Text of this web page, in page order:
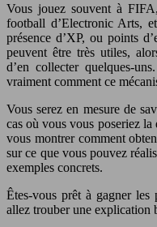
Vous jouez souvent à
football d’Electronic Arts,
présence d’XP, ou points
peuvent être très utiles,
d’en collecter quelques-
vraiment comment ce
Vous serez en mesure de
cas où vous vous poseriez la
vous montrer comment
sur ce que vous pouvez
exemples concrets.
Êtes-vous prêt à gagner
allez trouber une explication